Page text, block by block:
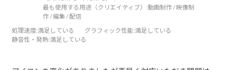
最も使用する用途（クリエイティブ）:動画制作 / 映像制
作 / 編集 / 配信
処理速度:満足している グラフィック性能:満足している
静音性・発熱:満足している